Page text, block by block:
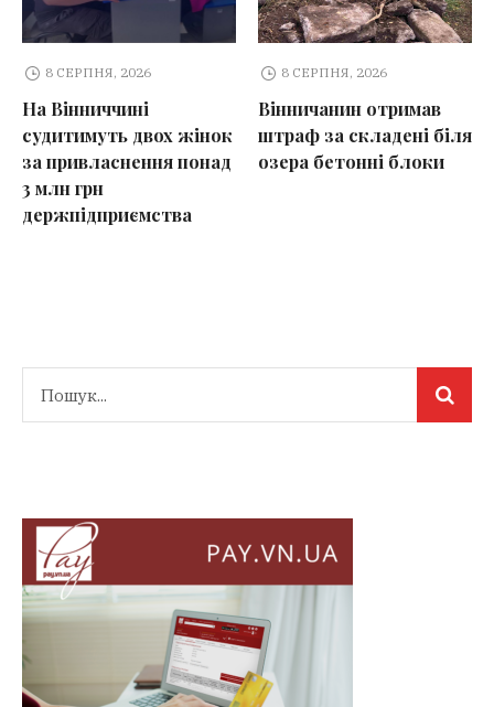
8 СЕРПНЯ, 2026
На Вінниччині
судитимуть двох жінок
за привласнення понад
3 млн грн
держпідприємства
8 СЕРПНЯ, 2026
Вінничанин отримав
штраф за складені біля
озера бетонні блоки